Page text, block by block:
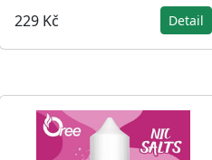
229 Kč Detail